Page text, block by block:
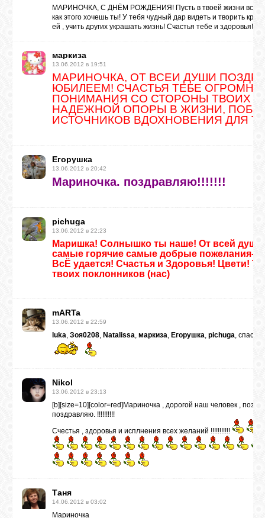
МАРИНОЧКА, С ДНЁМ РОЖДЕНИЯ! Пусть в твоей жизни всё
как этого хочешь ты! У тебя чудный дар видеть и творить
ей , учить других украшать жизнь! Счастья тебе и здоровья!
маркиза
13.06.2012 в 19:51
МАРИНОЧКА, ОТ ВСЕЙ ДУШИ
ЮБИЛЕЕМ! СЧАСТЬЯ ТЕБЕ
ПОНИМАНИЯ СО СТОРОНЫ ТВОИХ
НАДЕЖНОЙ ОПОРЫ В ЖИЗНИ,
ИСТОЧНИКОВ ВДОХНОВЕНИЯ ДЛЯ
Егорушка
13.06.2012 в 20:42
Мариночка. поздравляю!!!!!!!
pichuga
13.06.2012 в 22:23
Маришка! Солнышко ты наше! От всей
самые горячие самые добрые пожелания-
ВсЁ удается! Счастья и Здоровья! Цвети!
твоих поклонников (нас)
mARTa
13.06.2012 в 22:59
luka, Зоя0208, Natalissa, маркиза, Егорушка, pichuga,
Nikol
13.06.2012 в 23:13
[b][size=10][color=red]Мариночка , дорогой наш человек ,
поздравляю. !!!!!!!!!!
Счестья , здоровья и исплнения всех желаний !!!!!!!!!!!
Таня
14.06.2012 в 03:02
Мариночка